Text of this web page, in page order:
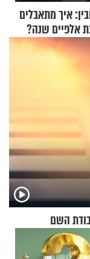
איך מתאבלים
אלפיים שנה?
השם